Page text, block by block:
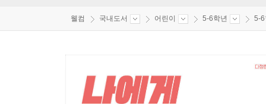
웰컴 국내도서 어린이 5-6학년 5-6